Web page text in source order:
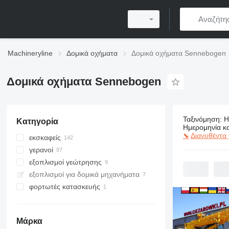
Machineryline Δομικά οχήματα Δομικά οχήματα Sennebogen
Δομικά οχήματα Sennebogen
Κατηγορία
εκσκαφείς
μηχανήματα διαχείρισης υλικών
εκσκαφείς με συρόμενο κάδο
τροχοφόροι εκσκαφείς
ερπυστριοφόροι εκσκαφείς
γερανοί
ερπυστριοφόροι γερανοί
γερανοί παντός εδάφους
κινητοί γερανοί
γερανοί λιμανιού
εξοπλισμοί γεώτρησης
μηχανήματα έμπηξης πασσάλων
γεωτρύπανα
εξοπλισμοί για δομικά μηχανήματα
φορτωτές κατασκευής
περιστρεφόμενοι τηλεσκοπικοί
Μάρκα
249
Ταξινόμηση:
Ημερομηνία
⬊ Διανυθέντα